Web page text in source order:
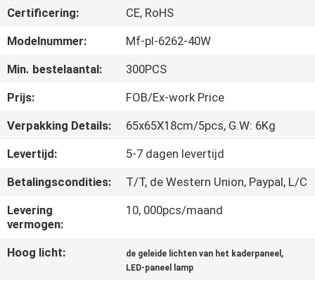
FABRIEKSREIS
KWALITEITSCONTROLE
CONTACTEER
ONS
VERZOEK
OM EEN
CITAAT
Certificering:
CE, RoHS
Modelnummer:
Mf-pl-6262-40W
Min. bestelaantal:
300PCS
Prijs:
FOB/Ex-work Price
Verpakking Details:
65x65X18cm/5pcs, G.W: 6Kg
Levertijd:
5-7 dagen levertijd
Betalingscondities:
T/T, de Western Union, Paypal, L/C
Levering
vermogen:
10, 000pcs/maand
Hoog licht: de geleide lichten van het kaderpaneel ,
LED-paneel lamp